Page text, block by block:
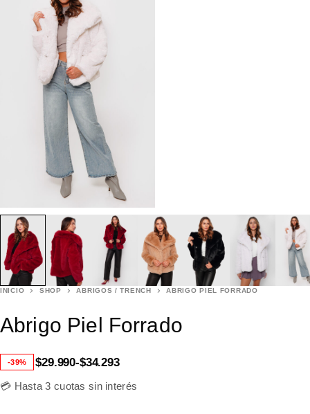
INICIO SHOP ABRIGOS / TRENCH ABRIGO PIEL FORRADO
Abrigo Piel Forrado
-39% $29.990-$34.293
💳 Hasta 3 cuotas sin interés